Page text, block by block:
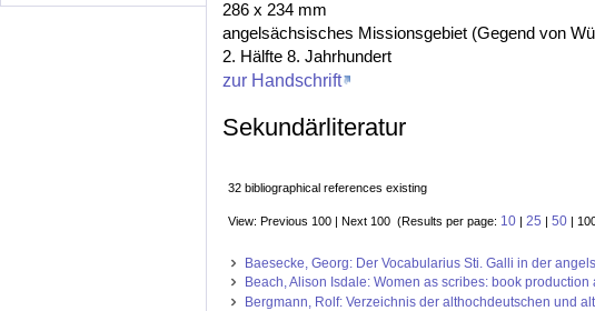
286 x 234 mm
angelsächsisches Missionsgebiet (Gegend von
2. Hälfte 8. Jahrhundert
zur Handschrift
Sekundärliteratur
32 bibliographical references existing
View: Previous 100 | Next 100 (Results per page: 10 | 25 | 50 |
Baesecke, Georg: Der Vocabularius Sti. Galli in der
Beach, Alison Isdale: Women as scribes: book
Bergmann, Rolf: Verzeichnis der althochdeutschen und